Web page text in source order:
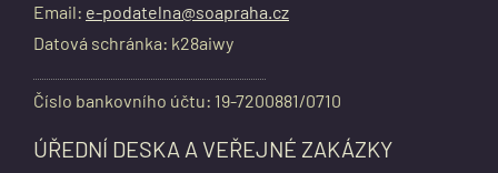
Email: e-podatelna@soapraha.cz
Datová schránka: k28aiwy
Číslo bankovního účtu: 19-7200881/0710
ÚŘEDNÍ DESKA A VEŘEJNÉ ZAKÁZKY